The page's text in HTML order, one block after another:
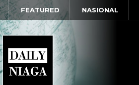
FEATURED NASIONAL